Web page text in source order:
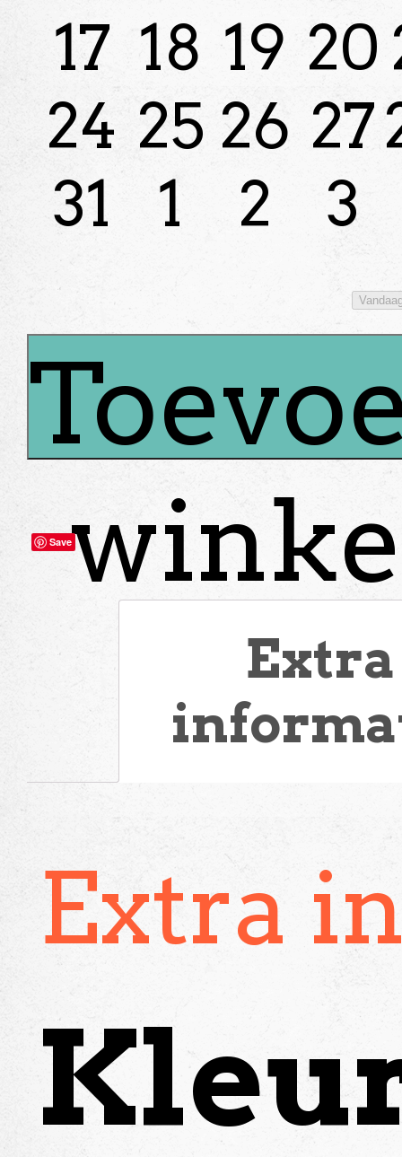
17 18 19 20
24 25 26 27
31
1 2 3
Save
Extra
Extra